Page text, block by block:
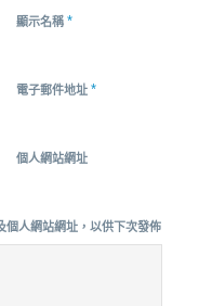
顯示名稱 *
電子郵件地址 *
個人網站網址
個人網站網址，以供下次發佈